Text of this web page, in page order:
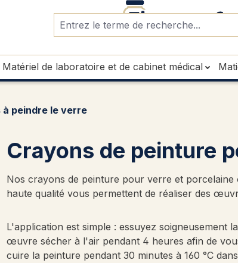
Matériel de laboratoire et de cabinet médical
à peindre le verre
Crayons de peinture
Nos crayons de peinture pour verre et porcelaine
haute qualité vous permettent de réaliser des
L'application est simple : essuyez soigneusement
œuvre sécher à l'air pendant 4 heures afin de
cuire la peinture pendant 30 minutes à 160 °C